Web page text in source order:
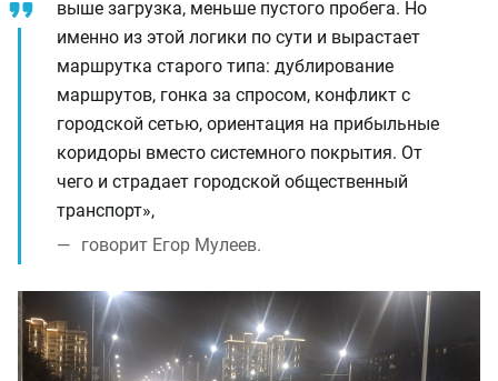
выше загрузка, меньше пустого пробега. Но
именно из этой логики по сути и вырастает
маршрутка старого типа: дублирование
маршрутов, гонка за спросом, конфликт с
городской сетью, ориентация на прибыльные
коридоры вместо системного покрытия. От
чего и страдает городской общественный
транспорт»,
говорит Егор Мулеев.